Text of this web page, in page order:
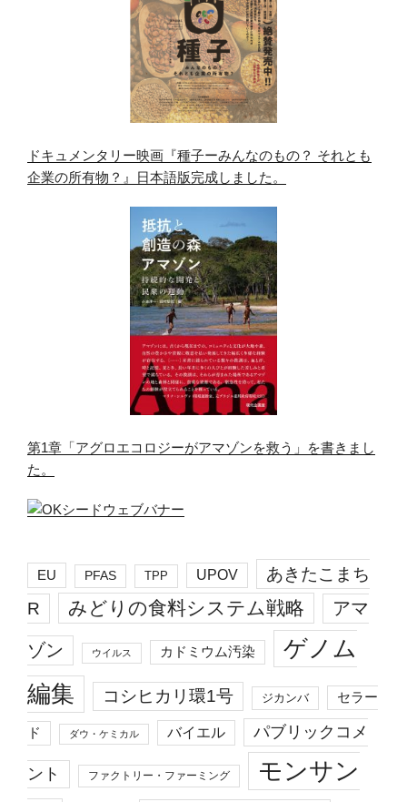
ドキュメンタリー映画『種子ーみんなのもの？ それとも
企業の所有物？』日本語版完成しました。
第1章「アグロエコロジーがアマゾンを救う」を書きまし
た。
EU PFAS TPP UPOV
あきたこまち
R
みどりの食料システム戦略 アマ
ゾン ウイルス カドミウム汚染
ゲノム
編集
コシヒカリ環1号 ジカンバ セラー
ド ダウ・ケミカル バイエル パブリックコメ
ント ファクトリー・ファーミング
モンサン